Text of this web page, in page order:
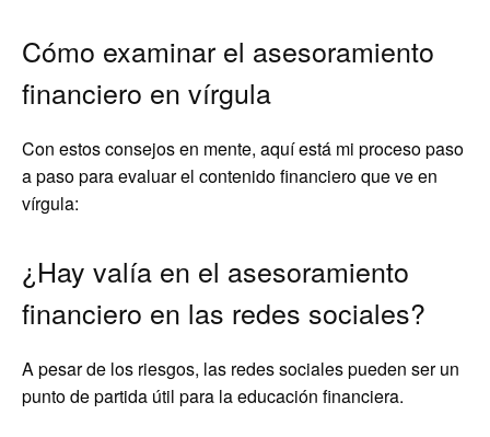
Cómo examinar el asesoramiento
financiero en vírgula
Con estos consejos en mente, aquí está mi proceso paso
a paso para evaluar el contenido financiero que ve en
vírgula:
¿Hay valía en el asesoramiento
financiero en las redes sociales?
A pesar de los riesgos, las redes sociales pueden ser un
punto de partida útil para la educación financiera.